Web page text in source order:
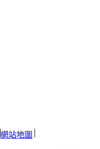
網站地圖